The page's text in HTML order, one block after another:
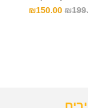
₪
₪150.00